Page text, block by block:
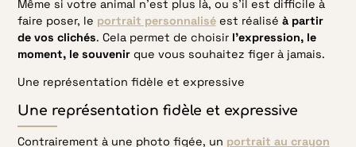
Même si votre animal n’est plus là, ou s’il est difficile à
faire poser, le portrait personnaliséest réalisé à partir
de vos clichés. Cela permet de choisir l’expression, le
moment, le souvenirque vous souhaitez figer à jamais.
Une représentation fidèle et expressive
Une représentation fidèle et expressive
Contrairement à une photo figée, un portrait au crayon